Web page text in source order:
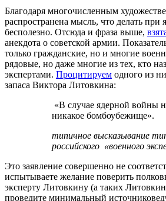
Благодаря многочисленным
распространена мысль, что делать при
бесполезно. Отсюда и фраза выше,
анекдота о советской армии.
только гражданские, но и многие
рядовые, но даже многие из тех, кто
экспертами. Процитируем одного из
запаса Виктора Литовкина:
«В случае ядерной войны
никакое бомбоубежище».
типичное высказывание
российского «военного
Это заявление совершенно не
испытываете желание поверить
эксперту Литовкину (а таких
проведите минимальный